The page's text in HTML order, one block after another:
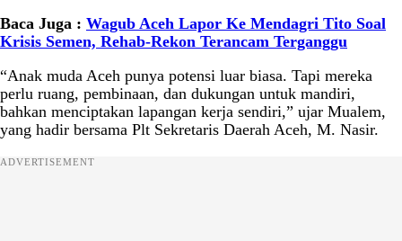
Baca Juga : Wagub Aceh Lapor Ke Mendagri Tito Soal
Krisis Semen, Rehab-Rekon Terancam Terganggu
“Anak muda Aceh punya potensi luar biasa. Tapi mereka
perlu ruang, pembinaan, dan dukungan untuk mandiri,
bahkan menciptakan lapangan kerja sendiri,” ujar Mualem,
yang hadir bersama Plt Sekretaris Daerah Aceh, M. Nasir.
ADVERTISEMENT